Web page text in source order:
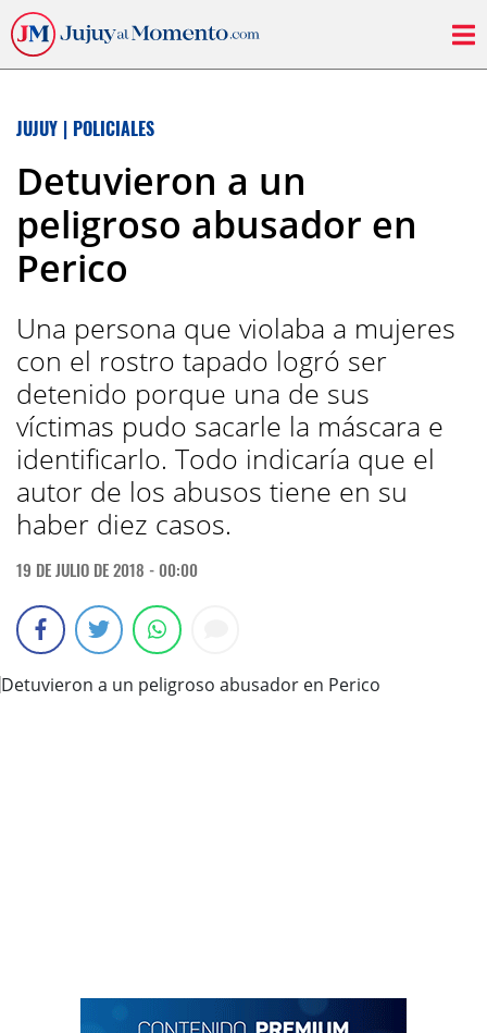
JUJUY | POLICIALES
Detuvieron a un
peligroso abusador en
Perico
Una persona que violaba a mujeres
con el rostro tapado logró ser
detenido porque una de sus
víctimas pudo sacarle la máscara e
identificarlo. Todo indicaría que el
autor de los abusos tiene en su
haber diez casos.
19 DE JULIO DE 2018 - 00:00